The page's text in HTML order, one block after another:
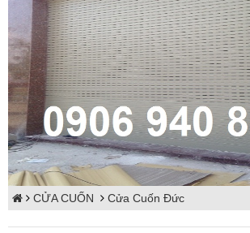
CỬA CUỐN Cửa Cuốn Đức